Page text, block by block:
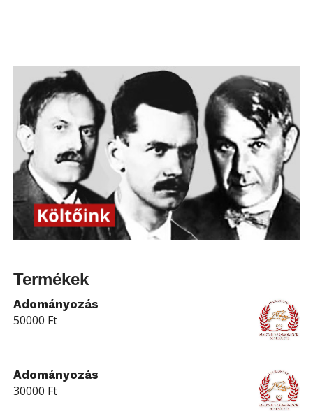
Termékek
Adományozás
50000 Ft
Adományozás
30000 Ft